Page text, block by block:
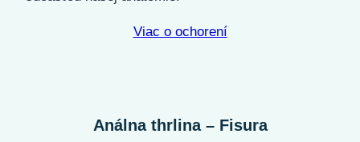
Viac o ochorení
Análna thrlina – Fisura